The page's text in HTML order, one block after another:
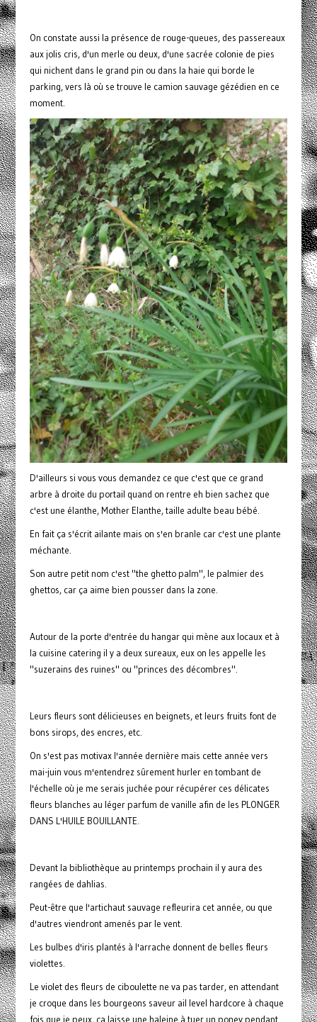
On constate aussi la présence de rouge-queues, des passereaux
aux jolis cris, d'un merle ou deux, d'une sacrée colonie de pies
qui nichent dans le grand pin ou dans la haie qui borde le
parking, vers là où se trouve le camion sauvage gézédien en ce
moment.
D'ailleurs si vous vous demandez ce que c'est que ce grand
arbre à droite du portail quand on rentre eh bien sachez que
c'est une élanthe, Mother Elanthe, taille adulte beau bébé.
En fait ça s'écrit ailante mais on s'en branle car c'est une plante
méchante.
Son autre petit nom c'est "the ghetto palm", le palmier des
ghettos, car ça aime bien pousser dans la zone.
Autour de la porte d'entrée du hangar qui mène aux locaux et à
la cuisine catering il y a deux sureaux, eux on les appelle les
"suzerains des ruines" ou "princes des décombres".
Leurs fleurs sont délicieuses en beignets, et leurs fruits font de
bons sirops, des encres, etc.
On s'est pas motivax l'année dernière mais cette année vers
mai-juin vous m'entendrez sûrement hurler en tombant de
l'échelle où je me serais juchée pour récupérer ces délicates
fleurs blanches au léger parfum de vanille afin de les PLONGER
DANS L'HUILE BOUILLANTE.
Devant la bibliothèque au printemps prochain il y aura des
rangées de dahlias.
Peut-être que l'artichaut sauvage refleurira cet année, ou que
d'autres viendront amenés par le vent.
Les bulbes d'iris plantés à l'arrache donnent de belles fleurs
violettes.
Le violet des fleurs de ciboulette ne va pas tarder, en attendant
je croque dans les bourgeons saveur ail level hardcore à chaque
fois que je peux, ça laisse une haleine à tuer un poney pendant